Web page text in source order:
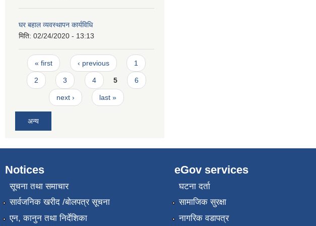
घर बहाल व्यवस्थापन कार्यविधि
मिति: 02/24/2020 - 13:13
Pages
« first ‹ previous 1
2 3 4 5 6
next › last »
अन्य
Notices
सूचना तथा समाचार
सार्वजनिक खरीद /बोलपत्र सूचना
एन, कानुन तथा निर्देशिका
eGov services
घटना दर्ता
सामाजिक सुरक्षा
नागरिक वडापत्र